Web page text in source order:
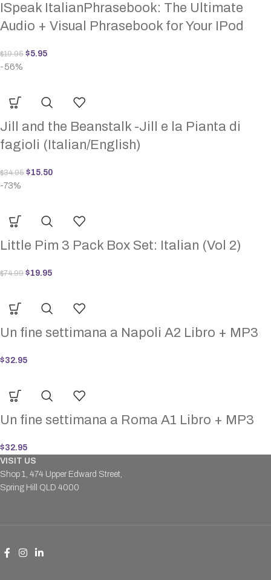
ISpeak ItalianPhrasebook: The Ultimate
Audio + Visual Phrasebook for Your IPod
$19.95 $5.95
-56%
Jill and the Beanstalk -Jill e la Pianta di
fagioli (Italian/English)
$34.95 $15.50
-73%
Little Pim 3 Pack Box Set: Italian (Vol 2)
$74.99 $19.95
Un fine settimana a Napoli A2 Libro + MP3
$32.95
Un fine settimana a Roma A1 Libro + MP3
$32.95
VISIT US
Shop 1, 474 Upper Edward Street,
Spring Hill QLD 4000